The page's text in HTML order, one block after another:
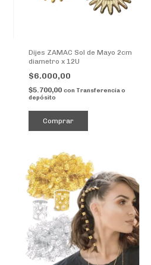
Dijes ZAMAC Sol de Mayo 2cm
diametro x 12U
$6.000,00
$5.700,00 con Transferencia o
depósito
Comprar